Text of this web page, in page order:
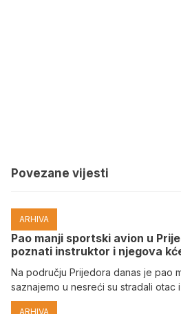
Povezane vijesti
ARHIVA
Pao manji sportski avion u
poznati instruktor i njegova
Na području Prijedora danas je pao
saznajemo u nesreći su stradali otac
ARHIVA